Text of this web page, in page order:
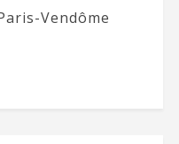
Vendôme